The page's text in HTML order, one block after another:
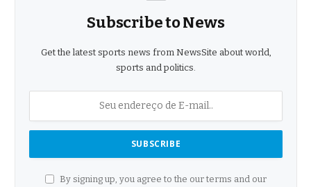
Subscribe to News
Get the latest sports news from NewsSite about world,
sports and politics.
By signing up, you agree to the our terms and our